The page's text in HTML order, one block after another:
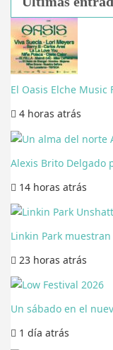
El Oasis Elche
4 horas atrás
Alexis Brito Delgado
14 horas atrás
Linkin Park
23 horas atrás
Un sábado en el
1 día atrás